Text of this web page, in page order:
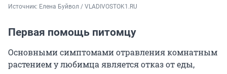
Источник: Елена Буйвол / VLADIVOSTOK1.RU
Первая помощь питомцу
Основными симптомами отравления комнатным
растением у любимца является отказ от еды,